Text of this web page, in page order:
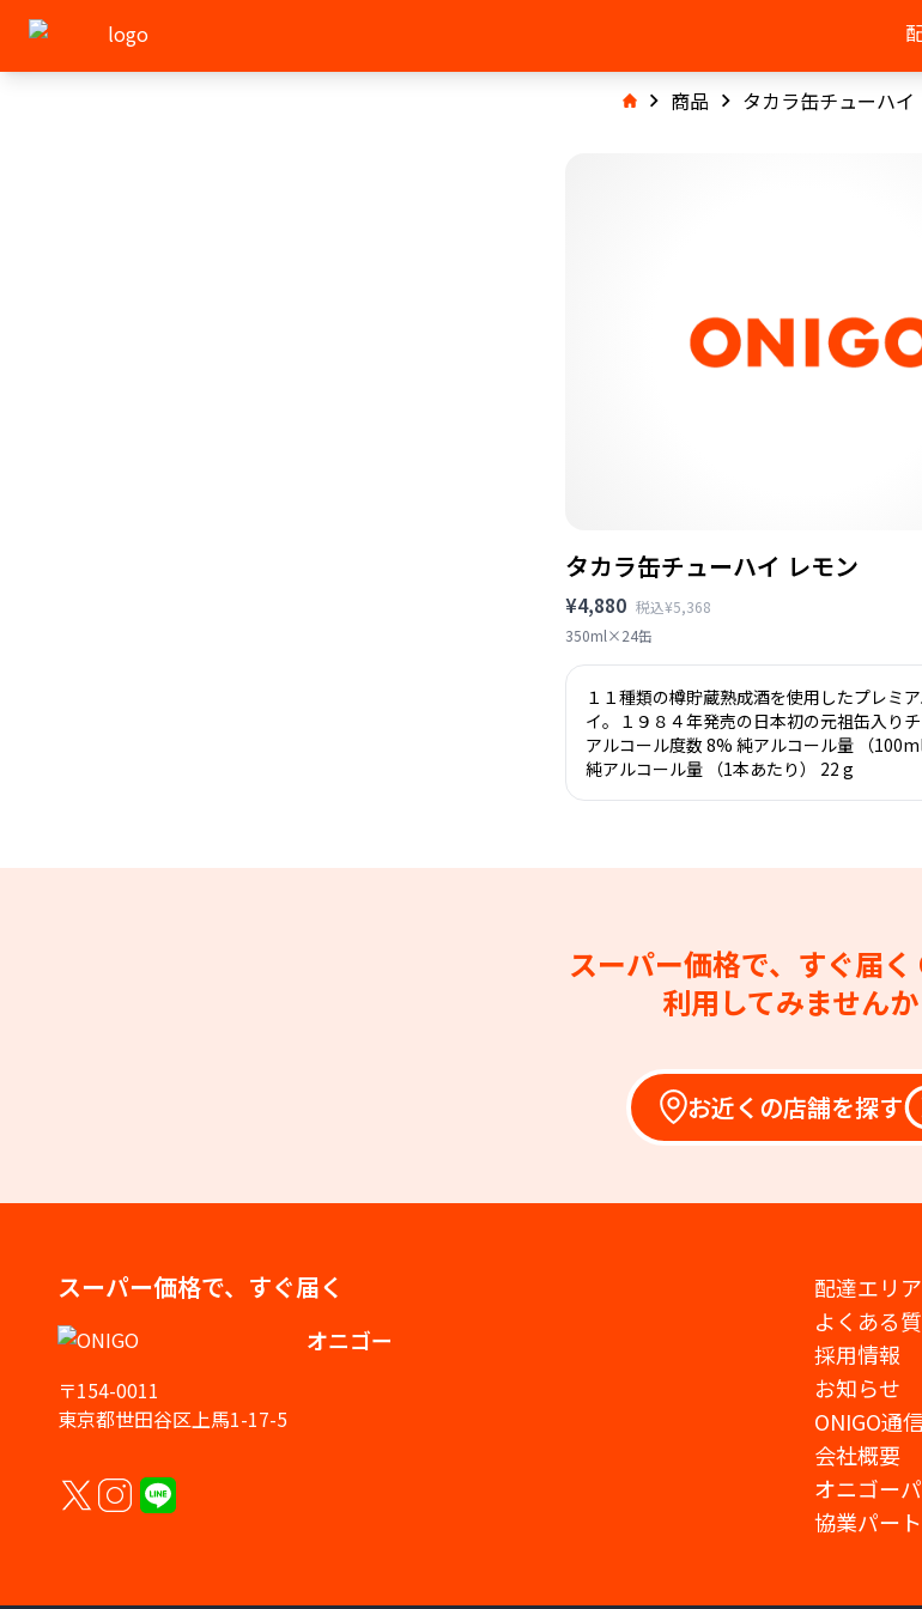
商品 タカラ缶チューハイ
タカラ缶チューハイ レモン
¥4,880 税込¥5,368
350ml×24缶
１１種類の樽貯蔵熟成酒を使用したプレミ
イ。１９８４年発売の日本初の元祖缶入りチ
アルコール度数 8% 純アルコール量 （
純アルコール量 （1本あたり） 22 g
スーパー価格で、すぐ届く
利用してみませんか
お近くの店舗を探す
スーパー価格で、すぐ届く
オニゴー
〒154-0011
東京都世田谷区上馬1-17-5
配達エリア
よくある
採用情報
お知らせ
ONIGO通信
会社概要
オニゴー
協業パー